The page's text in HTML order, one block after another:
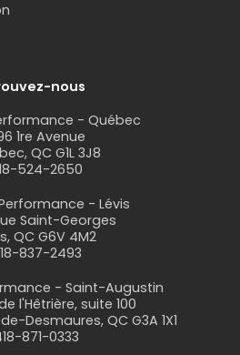
nous
- Québec
1re Avenue
QC G1L 3J8
524-2650
- Lévis
Saint-Georges
QC G6V 4M2
837-2493
- Saint-Augustin
l'Hêtrière, suite 100
Desmaures, QC G3A 1X1
871-0333